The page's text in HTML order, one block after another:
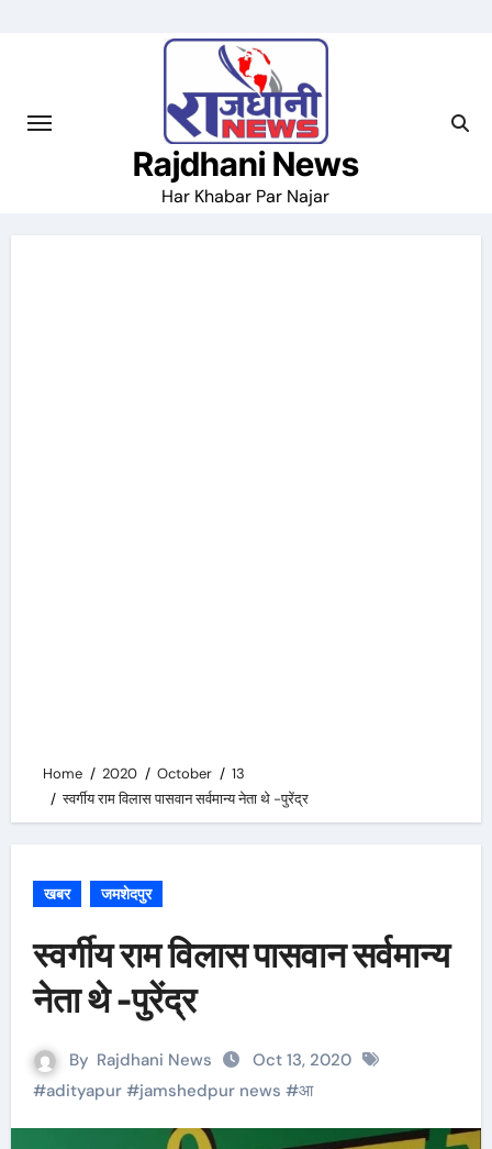
Rajdhani News
Har Khabar Par Najar
Home 2020 October
13
स्वर्गीय राम विलास पासवान सर्वमान्य नेता थे -पुरेंद्र
खबर जमशेदपुर
स्वर्गीय राम विलास पासवान सर्वमान्य
नेता थे -पुरेंद्र
By Rajdhani News
Oct 13, 2020
#adityapur#jamshedpur news #आ